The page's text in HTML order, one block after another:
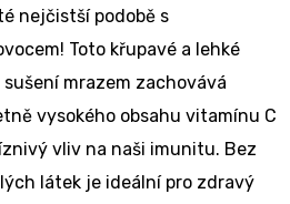
nejčistší podobě s
Toto křupavé a lehké
mrazem zachovává
vysokého obsahu vitamínu C
vliv na naši imunitu. Bez
látek je ideální pro zdravý